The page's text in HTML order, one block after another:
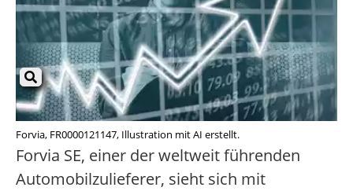
Forvia, FR0000121147, Illustration mit AI erstellt.
Forvia SE, einer der weltweit führenden
Automobilzulieferer, sieht sich mit